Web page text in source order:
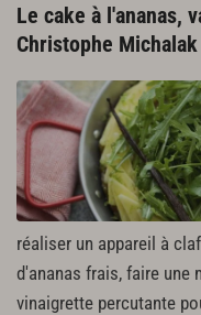
Le cake à l'ananas,
Christophe Michalak
réaliser un appareil à
d'ananas frais, faire une
vinaigrette percutante